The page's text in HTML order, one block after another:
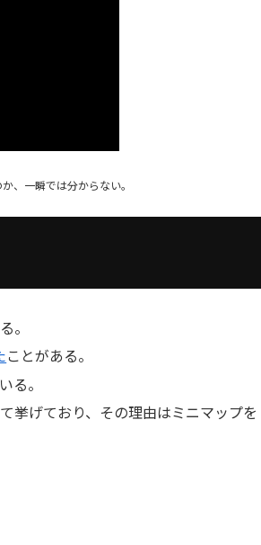
、一瞬では分からない。
。
ことがある。
る。
挙げており、その理由はミニマップを